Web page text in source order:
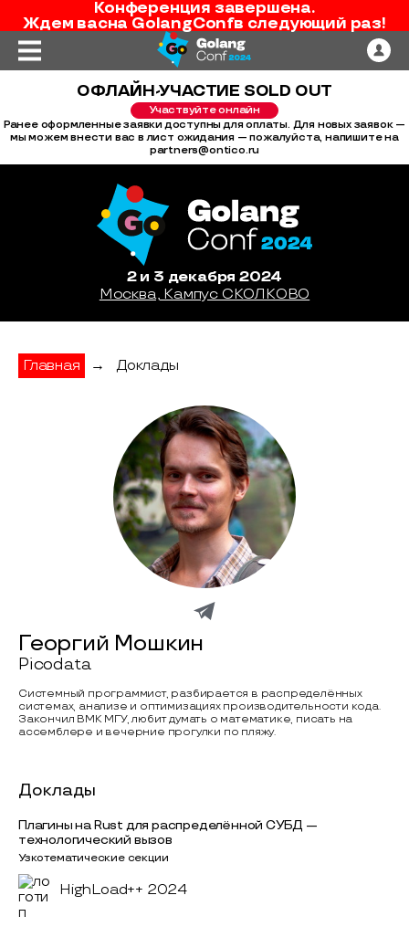
Конференция завершена.
Ждем васна GolangConfв следующий раз!
ОФЛАЙН-УЧАСТИЕ SOLD OUT
Участвуйте онлайн
Ранее оформленные заявки доступны для оплаты. Для новых заявок —
мы можем внести вас в лист ожидания — пожалуйста, напишите на
partners@ontico.ru
2 и 3 декабря 2024
Москва, Кампус СКОЛКОВО
Главная → Доклады
Георгий Мошкин
Picodata
Системный программист, разбирается в распределённых
системах, анализе и оптимизациях производительности кода.
Закончил ВМК МГУ, любит думать о математике, писать на
ассемблере и вечерние прогулки по пляжу.
Доклады
Плагины на Rust для распределённой СУБД —
технологический вызов
Узкотематические секции
HighLoad++ 2024